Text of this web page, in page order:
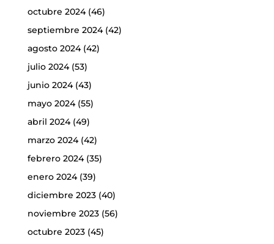
octubre 2024(46)
septiembre 2024(42)
agosto 2024(42)
julio 2024(53)
junio 2024(43)
mayo 2024(55)
abril 2024(49)
marzo 2024(42)
febrero 2024(35)
enero 2024(39)
diciembre 2023(40)
noviembre 2023(56)
octubre 2023(45)